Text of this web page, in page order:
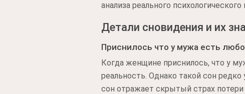
анализа реального
Детали сновидения и их
Приснилось что у мужа есть
Когда женщине приснилось, что у
реальность. Однако такой сон
сон отражает скрытый страх